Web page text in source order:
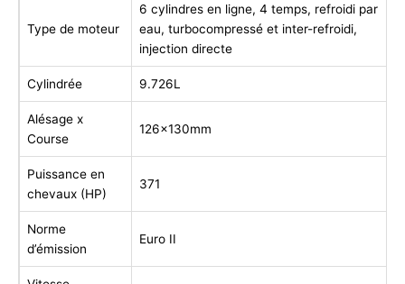
Type de moteur
6 cylindres en ligne, 4 temps, refroidi par
eau, turbocompressé et inter-refroidi,
injection directe
Cylindrée 9.726L
Alésage x
Course
126x130mm
Puissance en
chevaux (HP)
371
Norme
d’émission
Euro II